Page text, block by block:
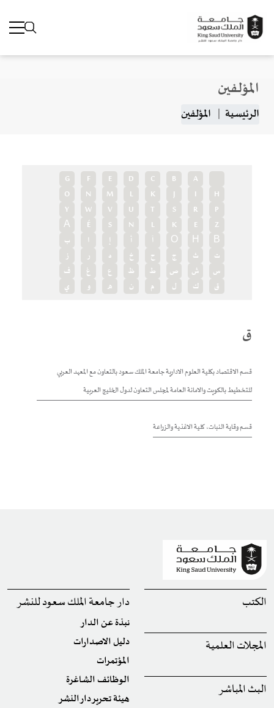
تجاوز إلى المحتوى الرئيسي
المؤلفين
مسار التنقل
الرئيسية المؤلفين
A
B
C
D
E
F
G
H
I
J
K
L
M
N
O
P
R
S
T
U
V
W
Y
Z
E
K
L
N
S
É
А
В
Н
О آ أ إ ا
ب
ت
ث ج ح خ د ر
ز
س
ش ص ط ظ ع غ
ف
ق
ك ل م ن ه و ي
ق
قسم الاقتصاد بكلية العلوم الادارية جامعة الملك سعود بالتعاون مع المعهد العربي
للتخطيط بالكويت والامانة العامة لمجلس التعاون لدول الخليج العربية
قسم وقاية النبات، كلية الاغذية والزراعة
الكتب
المجلات العلمية
البث المباشر
دار جامعة الملك سعود للنشر
نبذة عن الدار
دليل الاصدارات
المؤتمرات
الوظائف الشاغرة
هيئة تحرير دار النشر